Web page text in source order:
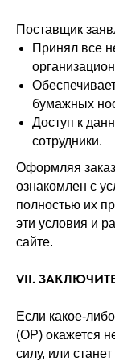
Поставщик
Принял все
бумажных
Доступ к
сотрудники.
Оформляя
ознакомлен с
полностью их
эти условия и
сайте.
VII.
Если какое-
(OP) окажется
силу, или